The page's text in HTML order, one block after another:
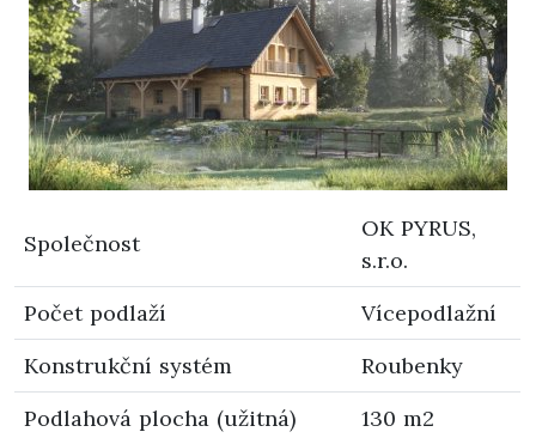
Společnost
OK PYRUS,
s.r.o.
Počet podlaží
Vícepodlažní
Konstrukční systém
Roubenky
Podlahová plocha (užitná)
130 m2